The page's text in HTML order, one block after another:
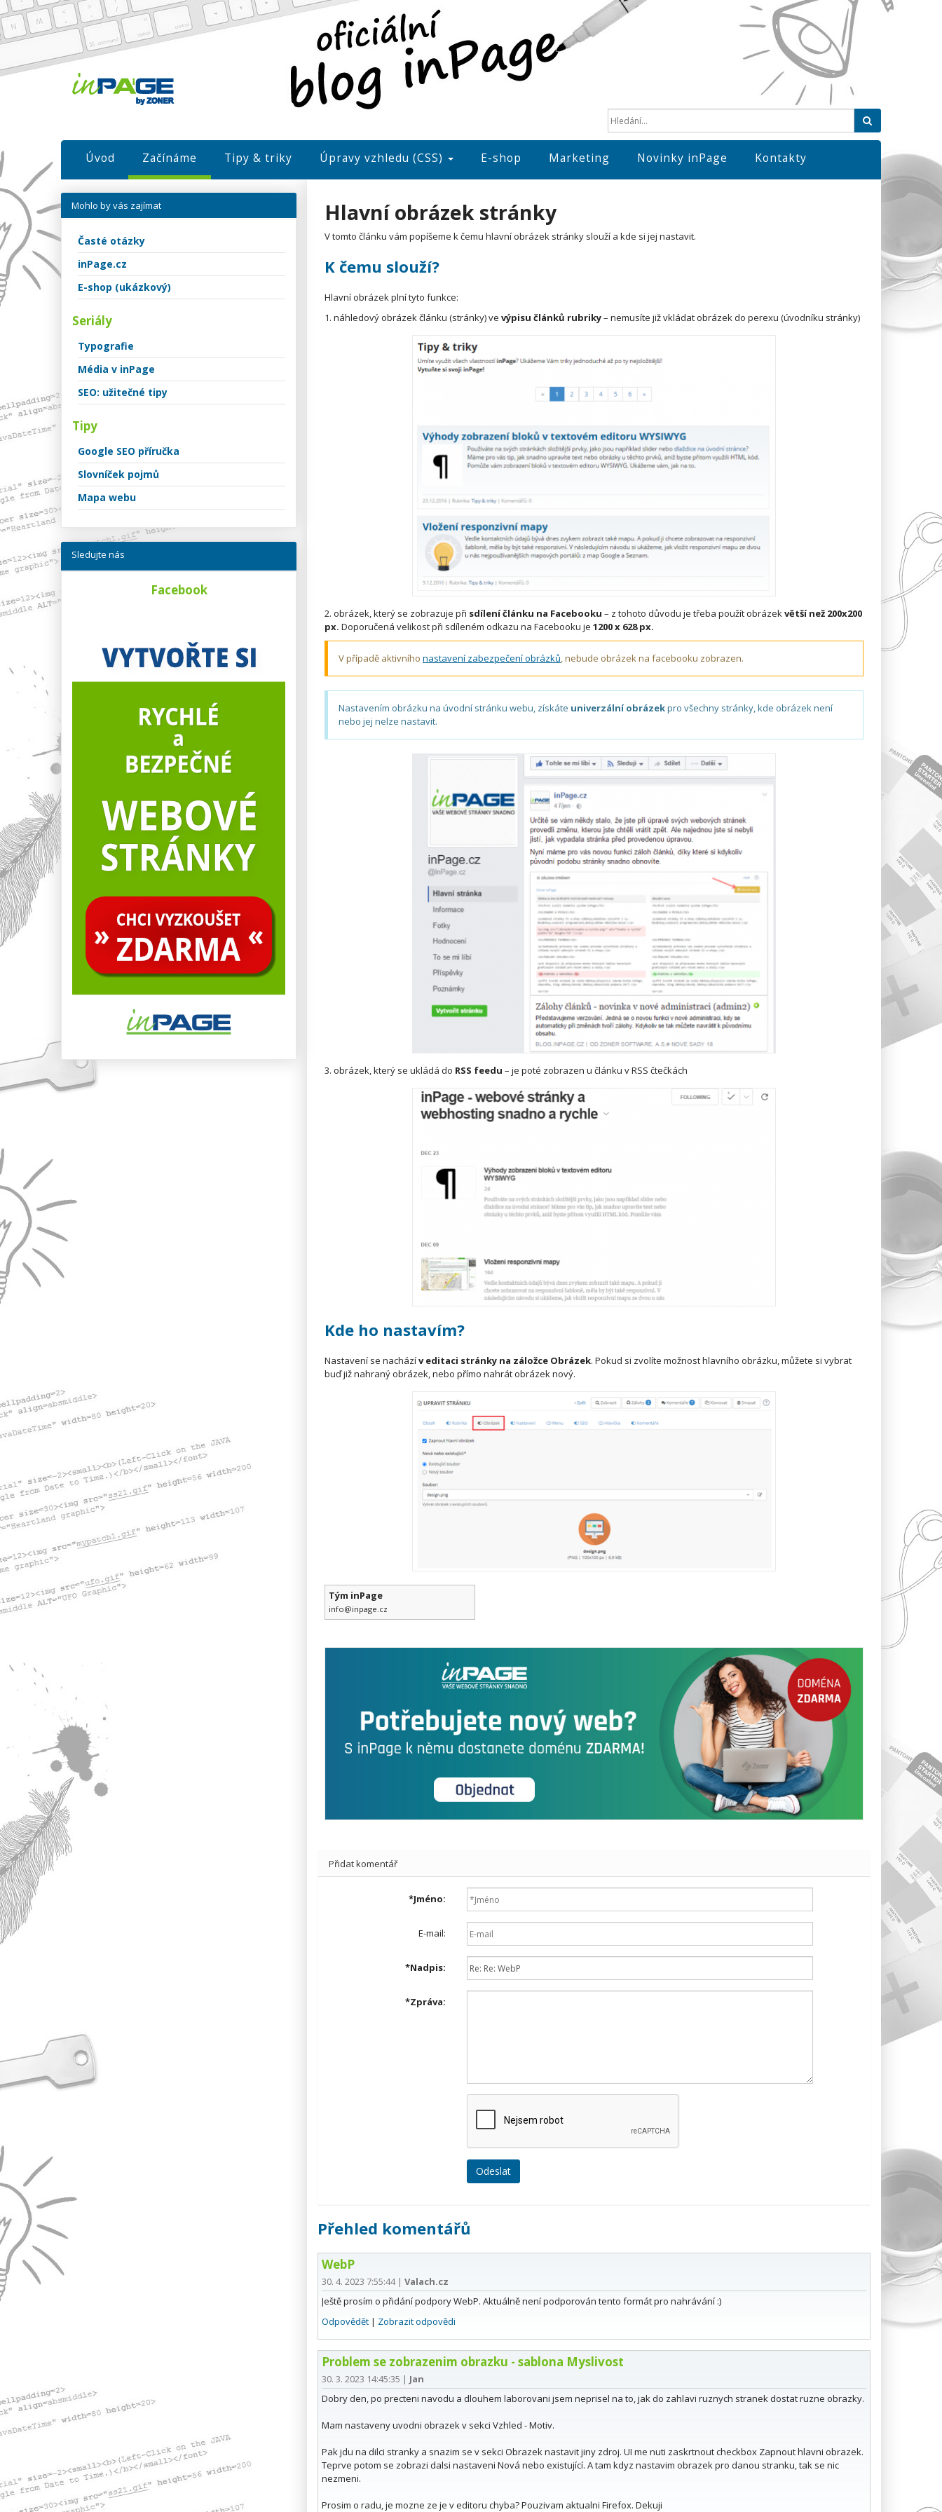
Úvod Začínáme Tipy & triky Úpravy vzhledu (CSS) E-shop Marketing Novinky inPage Kontakty
Hlavní obrázek stránky
V tomto článku vám popíšeme k čemu hlavní obrázek stránky slouží a kde si jej nastavit.
K čemu slouží?
Hlavní obrázek plní tyto funkce:
1. náhledový obrázek článku (stránky) ve výpisu článků rubriky– nemusíte již vkládat obrázek do perexu (úvodníku stránky)
2. obrázek, který se zobrazuje při sdílení článku na Facebooku – z tohoto důvodu je třeba použít obrázekvětší než 200x200
px. Doporučená velikost při sdíleném odkazu na Facebooku je 1200 x 628 px.
V případě aktivního nastavení zabezpečení obrázků, nebude obrázek na facebooku zobrazen.
Nastavením obrázku na úvodní stránku webu, získáte univerzální obrázekpro všechny stránky, kde obrázek není
nebo jej nelze nastavit.
3. obrázek, který se ukládá do RSS feedu – je poté zobrazen u článku v RSS čtečkách
Kde ho nastavím?
Nastavení se nacházív editaci stránky na záložce Obrázek. Pokud si zvolíte možnost hlavního obrázku, můžete si vybrat
buď již nahraný obrázek, nebo přímo nahrát obrázek nový.
Tým inPage
info@inpage.cz
Přidat komentář
*Jméno:
E-mail:
*Nadpis:
*Zpráva:
Přehled komentářů
WebP
30. 4. 2023 7:55:44 | Valach.cz
Ještě prosím o přidání podpory WebP. Aktuálně není podporován tento formát pro nahrávání :)
Odpovědět | Zobrazit odpovědi
Problem se zobrazenim obrazku - sablona Myslivost
30. 3. 2023 14:45:35 | Jan
Dobry den, po precteni navodu a dlouhem laborovani jsem neprisel na to, jak do zahlavi ruznych stranek dostat ruzne obrazky.
Mam nastaveny uvodni obrazek v sekci Vzhled - Motiv.
Pak jdu na dilci stranky a snazim se v sekci Obrazek nastavit jiny zdroj. UI me nuti zaskrtnout checkbox Zapnout hlavni obrazek.
Teprve potom se zobrazi dalsi nastaveni Nová nebo existující. A tam kdyz nastavim obrazek pro danou stranku, tak se nic
nezmeni.
Prosim o radu, je mozne ze je v editoru chyba? Pouzivam aktualni Firefox. Dekuji
Mohlo by vás zajímat
Časté otázky
inPage.cz
E-shop (ukázkový)
Seriály
Typografie
Média v inPage
SEO: užitečné tipy
Tipy
Google SEO příručka
Slovníček pojmů
Mapa webu
Sledujte nás
Facebook